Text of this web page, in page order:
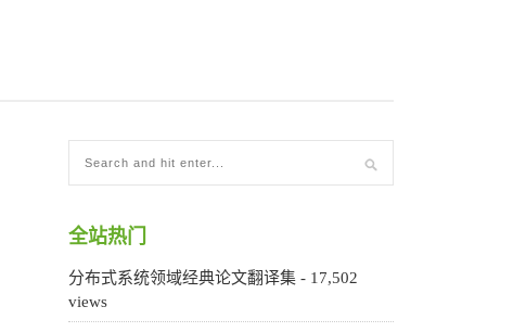
全站热门
分布式系统领域经典论文翻译集 - 17,502
views